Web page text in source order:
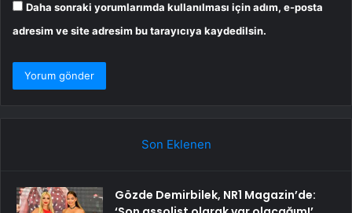
Daha sonraki yorumlarımda kullanılması için adım, e-posta
adresim ve site adresim bu tarayıcıya kaydedilsin.
Son Eklenen
Gözde Demirbilek, NR1 Magazin’de: